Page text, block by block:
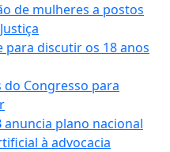
de mulheres a postos
discutir os 18 anos
Congresso para
anuncia plano nacional
à advocacia